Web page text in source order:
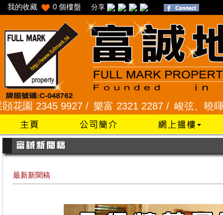
我的收藏 0 個樓盤 分享
9927 / 樂富 2321 2287 / 峻弦、曉暉花園
最新新聞稿